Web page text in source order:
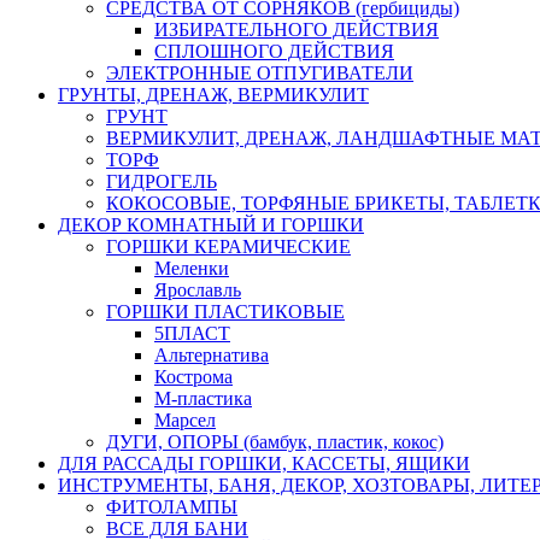
СРЕДСТВА ОТ СОРНЯКОВ (гербициды)
ИЗБИРАТЕЛЬНОГО ДЕЙСТВИЯ
СПЛОШНОГО ДЕЙСТВИЯ
ЭЛЕКТРОННЫЕ ОТПУГИВАТЕЛИ
ГРУНТЫ, ДРЕНАЖ, ВЕРМИКУЛИТ
ГРУНТ
ВЕРМИКУЛИТ, ДРЕНАЖ, ЛАНДШАФТНЫЕ
ТОРФ
ГИДРОГЕЛЬ
КОКОСОВЫЕ, ТОРФЯНЫЕ БРИКЕТЫ,
ДЕКОР КОМНАТНЫЙ И ГОРШКИ
ГОРШКИ КЕРАМИЧЕСКИЕ
Меленки
Ярославль
ГОРШКИ ПЛАСТИКОВЫЕ
5ПЛАСТ
Альтернатива
Кострома
М-пластика
Марсел
ДУГИ, ОПОРЫ (бамбук, пластик, кокос)
ДЛЯ РАССАДЫ ГОРШКИ, КАССЕТЫ, ЯЩИКИ
ИНСТРУМЕНТЫ, БАНЯ, ДЕКОР, ХОЗТОВАРЫ,
ФИТОЛАМПЫ
ВСЕ ДЛЯ БАНИ